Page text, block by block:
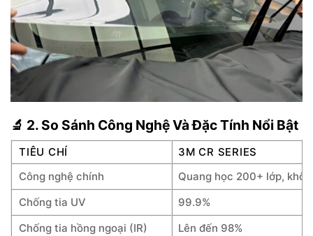
🔬 2. So Sánh Công Nghệ Và Đặc Tính Nổi Bật
TIÊU CHÍ
3M CR SERIES
Công nghệ chính
Quang học 200+ lớp,
Chống tia UV
99.9%
Chống tia hồng ngoại (IR)
Lên đến 98%